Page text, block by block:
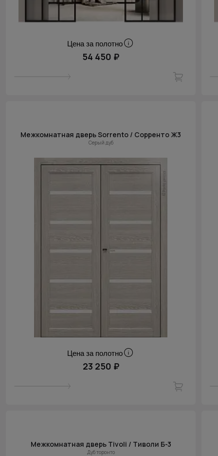
Цена за полотно
54 450 ₽
Межкомнатная дверь Sorrento / Сорренто Ж3
Серый дуб
Цена за полотно
23 250 ₽
Межкомнатная дверь Tivoli / Тиволи Б-3
Дуб торонто